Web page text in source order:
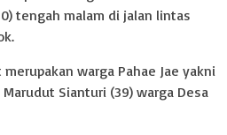
tengah malam di jalan lintas
warga Pahae Jae yakni
Sianturi (39) warga Desa